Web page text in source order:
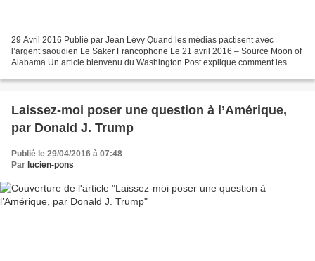
29 Avril 2016 Publié par Jean Lévy Quand les médias pactisent avec
l’argent saoudien Le Saker Francophone Le 21 avril 2016 – Source Moon of
Alabama Un article bienvenu du Washington Post explique comment les
Laissez-moi poser une question à l’Amérique,
par Donald J. Trump
Publié le 29/04/2016 à 07:48
Par lucien-pons